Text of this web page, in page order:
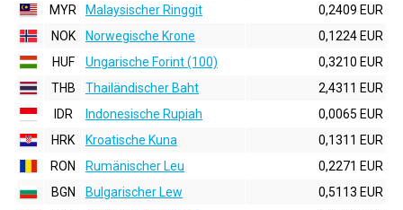
MYR
Malaysischer Ringgit
0,2409 EUR
NOK
Norwegische Krone
0,1224 EUR
HUF
Ungarische Forint (100)
0,3210 EUR
THB
Thailändischer Baht
2,4311 EUR
IDR
Indonesische Rupiah
0,0065 EUR
HRK
Kroatische Kuna
0,1311 EUR
RON
Rumänischer Leu
0,2271 EUR
BGN
Bulgarischer Lew
0,5113 EUR